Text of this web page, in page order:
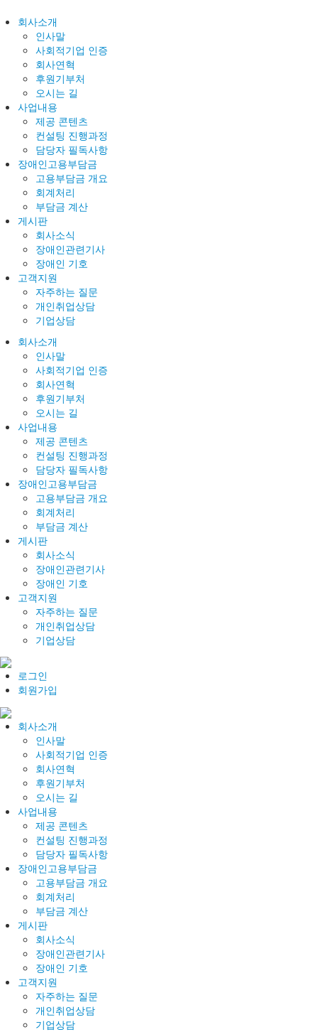
회사소개
인사말
사회적기업 인증
회사연혁
후원기부처
오시는 길
사업내용
제공 콘텐츠
컨설팅 진행과정
담당자 필독사항
장애인고용부담금
고용부담금 개요
회계처리
부담금 계산
게시판
회사소식
장애인관련기사
장애인 기호
고객지원
자주하는 질문
개인취업상담
기업상담
회사소개
인사말
사회적기업 인증
회사연혁
후원기부처
오시는 길
사업내용
제공 콘텐츠
컨설팅 진행과정
담당자 필독사항
장애인고용부담금
고용부담금 개요
회계처리
부담금 계산
게시판
회사소식
장애인관련기사
장애인 기호
고객지원
자주하는 질문
개인취업상담
기업상담
로그인
회원가입
회사소개
인사말
사회적기업 인증
회사연혁
후원기부처
오시는 길
사업내용
제공 콘텐츠
컨설팅 진행과정
담당자 필독사항
장애인고용부담금
고용부담금 개요
회계처리
부담금 계산
게시판
회사소식
장애인관련기사
장애인 기호
고객지원
자주하는 질문
개인취업상담
기업상담